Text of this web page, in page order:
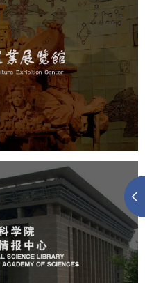
馆
博物馆展厅设计
设计
企业展厅设计
设计 产品展厅设计
情报中心